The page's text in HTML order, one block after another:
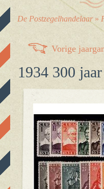
Vorige
1934 300
De Postzegelhandelaar»